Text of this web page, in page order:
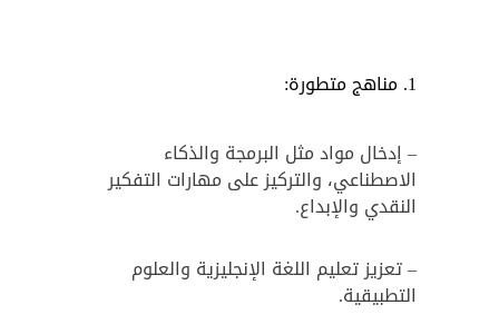
مناهج متطورة:
– إدخال مواد مثل البرمجة والذكاء
الاصطناعي، والتركيز على مهارات التفكير
النقدي والإبداع.
– تعزيز تعليم اللغة الإنجليزية والعلوم
التطبيقية.